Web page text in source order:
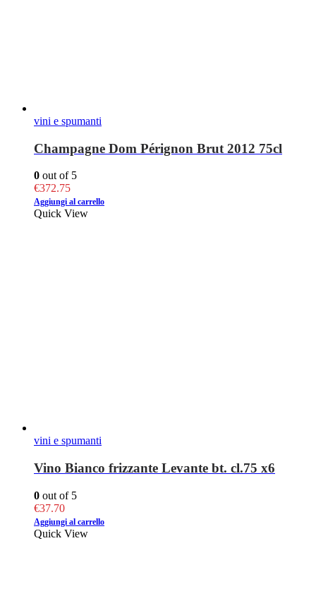
vini e spumanti
Champagne Dom Pérignon Brut 2012 75cl
0 out of 5
€372.75
Aggiungi al carrello
Quick View
vini e spumanti
Vino Bianco frizzante Levante bt. cl.75 x6
0 out of 5
€37.70
Aggiungi al carrello
Quick View